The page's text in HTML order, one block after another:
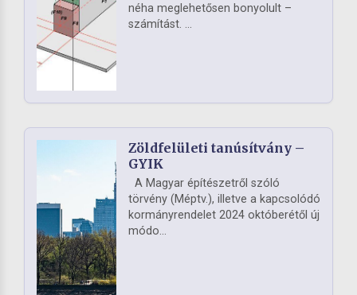
néha meglehetősen bonyolult –
számítást. ...
Zöldfelületi tanúsítvány –
GYIK
A Magyar építészetről szóló
törvény (Méptv.), illetve a kapcsolódó
kormányrendelet 2024 októberétől új
módo...